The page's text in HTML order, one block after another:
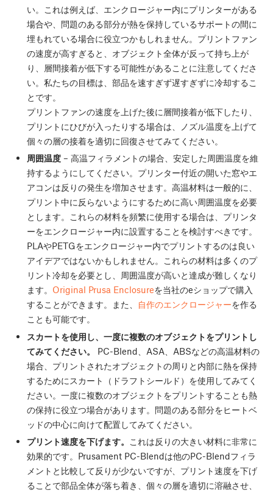
い。これは例えば、エンクロージャー内にプリンターがある
場合や、問題のある部分が熱を保持しているサポートの間に
埋もれている場合に役立つかもしれません。プリントファン
の速度が高すぎると、オブジェクト全体が反って持ち上が
り、層間接着が低下する可能性があることに注意してくださ
い。私たちの目標は、部品を速すぎず遅すぎずに冷却するこ
とです。
プリントファンの速度を上げた後に層間接着が低下したり、
プリントにひびが入ったりする場合は、ノズル温度を上げて
個々の層の接着を適切に回復させてみてください。
周囲温度– 高温フィラメントの場合、安定した周囲温度を維
持するようにしてください。プリンター付近の開いた窓やエ
アコンは反りの発生を増加させます。高温材料は一般的に、
プリント中に反らないようにするために高い周囲温度を必要
とします。これらの材料を頻繁に使用する場合は、プリンタ
ーをエンクロージャー内に設置することを検討すべきです。
PLAやPETGをエンクロージャー内でプリントするのは良い
アイデアではないかもしれません。これらの材料は多くのプ
リント冷却を必要とし、周囲温度が高いと達成が難しくなり
ます。 Original Prusa Enclosureを当社のeショップで購入
することができます。また、
自作のエンクロージャーを作る
ことも可能です。
スカートを使用し、一度に複数のオブジェクトをプリントし
てみてください。
PC-Blend、ASA、ABSなどの高温材料の
場合、プリントされたオブジェクトの周りと内部に熱を保持
するためにスカート（ドラフトシールド）を使用してみてく
ださい。一度に複数のオブジェクトをプリントすることも熱
の保持に役立つ場合があります。問題のある部分をヒートベ
ッドの中心に向けて配置してみてください。
プリント速度を下げます。
これは反りの大きい材料に非常に
効果的です。Prusament PC-Blendは他のPC-Blendフィラ
メントと比較して反りが少ないですが、プリント速度を下げ
ることで部品全体が落ち着き、個々の層を適切に溶融させ、